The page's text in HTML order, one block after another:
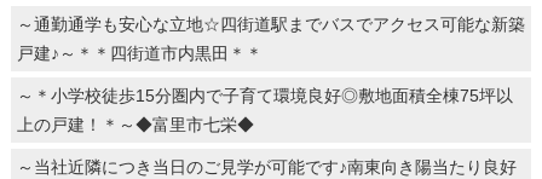
～通勤通学も安心な立地☆四街道駅までバスでアクセス可能な新築
戸建♪～＊＊四街道市内黒田＊＊
～＊小学校徒歩15分圏内で子育て環境良好◎敷地面積全棟75坪以
上の戸建！＊～◆富里市七栄◆
～当社近隣につき当日のご見学が可能です♪南東向き陽当たり良好